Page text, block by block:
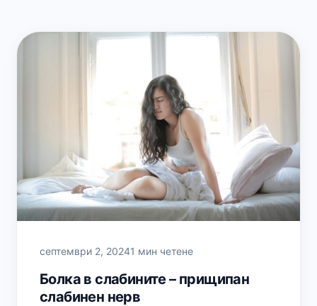
септември 2, 20241 мин четене
Болка в слабините – прищипан
слабинен нерв